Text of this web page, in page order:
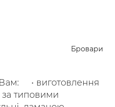
Бровари
• виготовлення
за типовими